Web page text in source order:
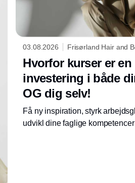
03.08.2026 Frisørland Hair and
Hvorfor kurser er en
investering i både
OG dig selv!
Få ny inspiration, styrk
udvikl dine faglige